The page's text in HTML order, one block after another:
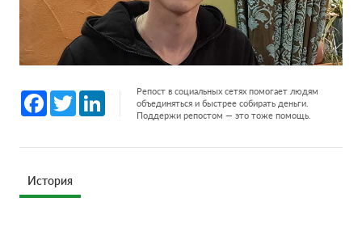
Facebook
Twitter LinkedInРепост в социальных сетях помогает людям
объединяться и быстрее собирать деньги.
Поддержи репостом — это тоже помощь.
История